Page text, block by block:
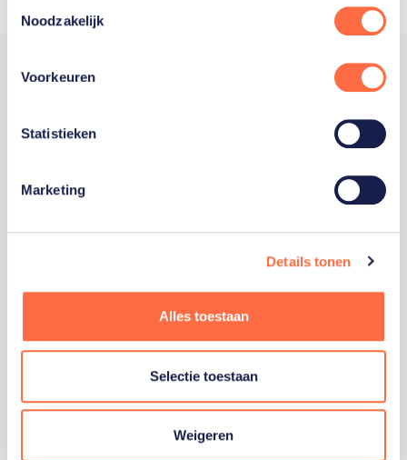
Noodzakelijk
Voorkeuren
Statistieken
Marketing
Details tonen
Alles toestaan
Selectie toestaan
Weigeren
Trotse hoofdsponsor
Staatsloterij is trotse hoofdsponsor van
sportiefste land van de wereld maken.